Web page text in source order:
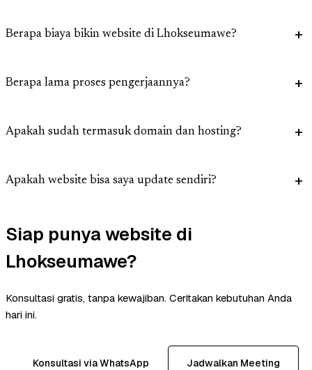
Berapa biaya bikin website di Lhokseumawe?
Berapa lama proses pengerjaannya?
Apakah sudah termasuk domain dan hosting?
Apakah website bisa saya update sendiri?
Siap punya website di
Lhokseumawe?
Konsultasi gratis, tanpa kewajiban. Ceritakan kebutuhan Anda
hari ini.
Konsultasi via WhatsApp Jadwalkan Meeting